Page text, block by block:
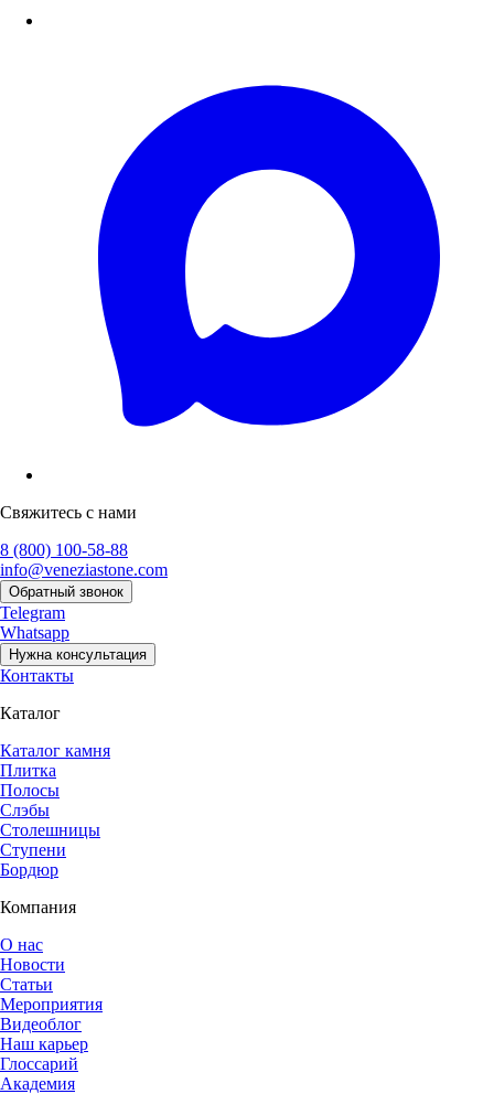
Свяжитесь с нами
8 (800) 100-58-88
info@veneziastone.com
Обратный звонок
Telegram
Whatsapp
Нужна консультация
Контакты
Каталог
Каталог камня
Плитка
Полосы
Слэбы
Столешницы
Ступени
Бордюр
Компания
О нас
Новости
Статьи
Мероприятия
Видеоблог
Наш карьер
Глоссарий
Академия